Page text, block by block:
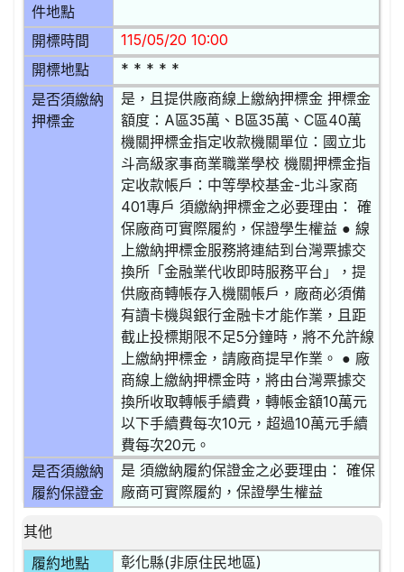
件地點
開標時間 115/05/20 10:00
開標地點 * * * * *
是否須繳納
押標金
是，且提供廠商線上繳納押標金 押標金
額度：A區35萬、B區35萬、C區40萬
機關押標金指定收款機關單位：國立北
斗高級家事商業職業學校 機關押標金指
定收款帳戶：中等學校基金-北斗家商
401專戶 須繳納押標金之必要理由： 確
保廠商可實際履約，保證學生權益 ● 線
上繳納押標金服務將連結到台灣票據交
換所「金融業代收即時服務平台」，提
供廠商轉帳存入機關帳戶，廠商必須備
有讀卡機與銀行金融卡才能作業，且距
截止投標期限不足5分鐘時，將不允許線
上繳納押標金，請廠商提早作業。 ● 廠
商線上繳納押標金時，將由台灣票據交
換所收取轉帳手續費，轉帳金額10萬元
以下手續費每次10元，超過10萬元手續
費每次20元。
是否須繳納
履約保證金
是 須繳納履約保證金之必要理由： 確保
廠商可實際履約，保證學生權益
其他
履約地點
彰化縣(非原住民地區)